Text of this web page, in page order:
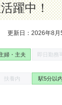
躍中！
更新日：2026年8月
婦・主夫 即日勤務
扶養内 駅5分以